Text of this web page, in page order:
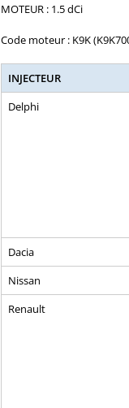
MOTEUR : 1.5 dCi
Code moteur : K9K
INJECTEUR
Delphi
Dacia
Nissan
Renault